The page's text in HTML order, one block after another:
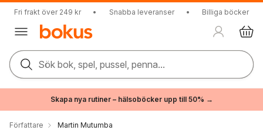
Fri frakt över 249 kr • Snabba leveranser • Billiga böcker
Sök bok, spel, pussel, penna...
Skapa nya rutiner – hälsoböcker upp till 50% →
Författare Martin Mutumba